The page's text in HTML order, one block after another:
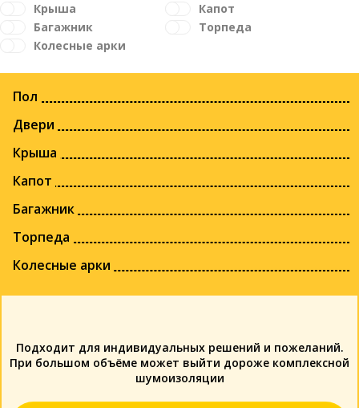
Крыша
Капот
Багажник
Торпеда
Колесные арки
Пол
Двери
Крыша
Капот
Багажник
Торпеда
Колесные арки
Подходит для индивидуальных решений и пожеланий.
При большом объёме может выйти дороже комплексной
шумоизоляции